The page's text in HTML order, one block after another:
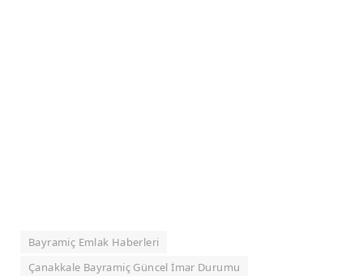
Bayramiç Emlak Haberleri
Çanakkale Bayramiç Güncel İmar Durumu